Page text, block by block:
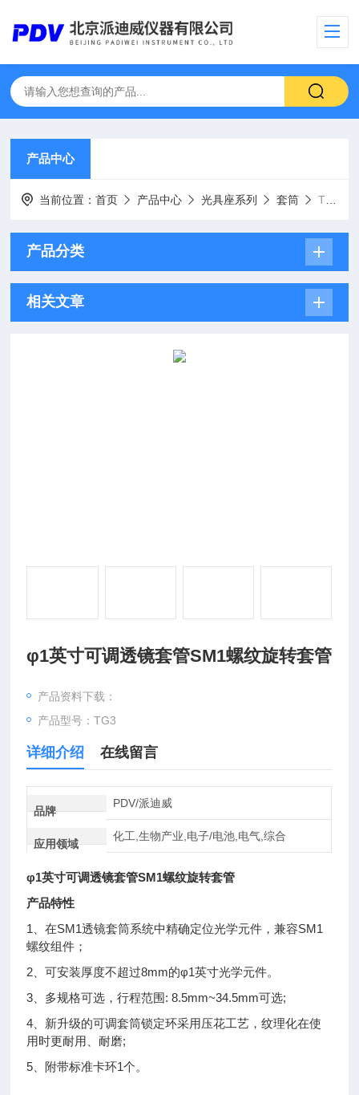
产品中心
当前位置：首页 产品中心 光具座系列 套筒 TG3φ1英寸可调透镜套管SM1螺纹旋转套管
产品分类
相关文章
φ1英寸可调透镜套管SM1螺纹旋转套管
产品资料下载：
产品型号：TG3
详细介绍 在线留言
品牌
PDV/派迪威
应用领域
化工,生物产业,电子/电池,电气,综合
φ1英寸可调透镜套管SM1螺纹旋转套管
产品特性
1、在SM1透镜套筒系统中精确定位光学元件，兼容SM1
螺纹组件；
2、可安装厚度不超过8mm的φ1英寸光学元件。
3、多规格可选，行程范围: 8.5mm~34.5mm可选;
4、新升级的可调套筒锁定环采用压花工艺，纹理化在使
用时更耐用、耐磨;
5、附带标准卡环1个。